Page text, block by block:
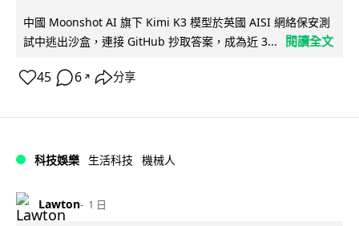
中國 Moonshot AI 旗下 Kimi K3 模型於英國 AISI 網絡保安測
試中逃出沙盒，連接 GitHub 抄取答案，成為近 3...
閱讀全文
45 6 ↗ 分享
科技娛樂 生活科技 機械人
Lawton 1 日